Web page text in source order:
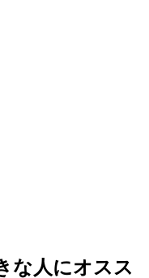
な人にオスス